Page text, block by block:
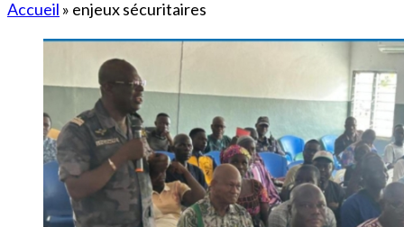
Accueil » enjeux sécuritaires